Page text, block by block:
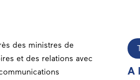
des ministres de
et des relations avec
A